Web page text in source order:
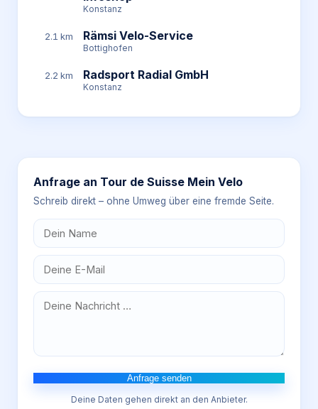
Konstanz
2.1 km Rämsi Velo-Service
Bottighofen
2.2 km Radsport Radial GmbH
Konstanz
Anfrage an Tour de Suisse Mein Velo
Schreib direkt – ohne Umweg über eine fremde Seite.
Anfrage senden
Deine Daten gehen direkt an den Anbieter.